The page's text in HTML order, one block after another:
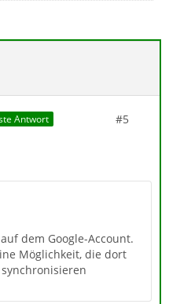
Antwort #5
dem Google-Account.
Möglichkeit, die dort